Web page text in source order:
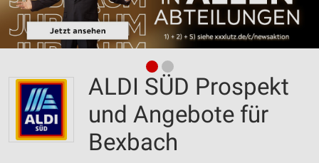
ALDI SÜD Prospekt
und Angebote für
Bexbach